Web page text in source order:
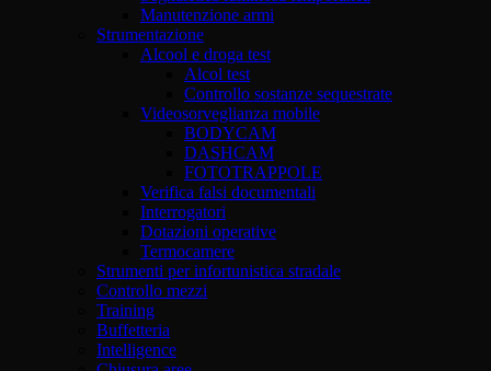
Manutenzione armi
Strumentazione
Alcool e droga test
Alcol test
Controllo sostanze sequestrate
Videosorveglianza mobile
BODYCAM
DASHCAM
FOTOTRAPPOLE
Verifica falsi documentali
Interrogatori
Dotazioni operative
Termocamere
Strumenti per infortunistica stradale
Controllo mezzi
Training
Buffetteria
Intelligence